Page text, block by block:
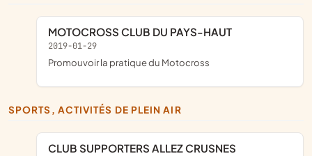
MOTOCROSS CLUB DU PAYS-HAUT
2019-01-29
promouvoir la pratique du Motocross
SPORTS, ACTIVITÉS DE PLEIN AIR
CLUB SUPPORTERS ALLEZ CRUSNES